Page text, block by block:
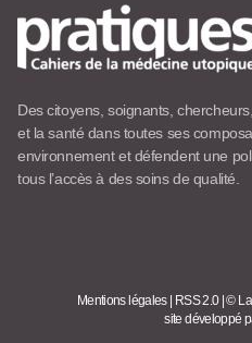
Des citoyens, soignants,
et la santé dans toutes ses
environnement et défendent une
tous l’accès à des soins de qualité.
Mentions légales RSS 2.0 |©
site développé